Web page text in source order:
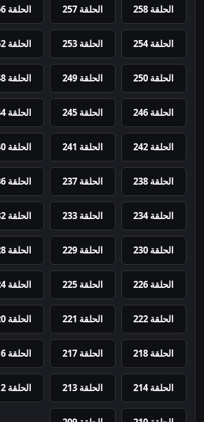
الحلقة 258 الحلقة 257 الحلقة 256
الحلقة 254 الحلقة 253 الحلقة 252
الحلقة 250 الحلقة 249 الحلقة 248
الحلقة 246 الحلقة 245 الحلقة 244
الحلقة 242 الحلقة 241 الحلقة 240
الحلقة 238 الحلقة 237 الحلقة 236
الحلقة 234 الحلقة 233 الحلقة 232
الحلقة 230 الحلقة 229 الحلقة 228
الحلقة 226 الحلقة 225 الحلقة 224
الحلقة 222 الحلقة 221 الحلقة 220
الحلقة 218 الحلقة 217 الحلقة 216
الحلقة 214 الحلقة 213 الحلقة 212